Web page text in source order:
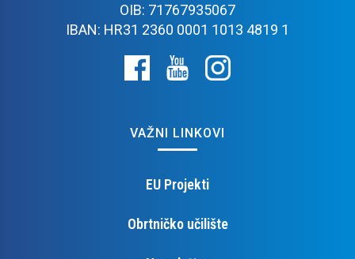
OIB: 71767935067
IBAN: HR31 2360 0001 1013 4819 1
VAŽNI LINKOVI
EU Projekti
Obrtničko učilište